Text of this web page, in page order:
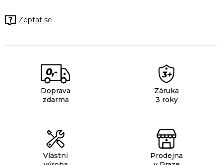
Zeptat se
Doprava
zdarma
Záruka
3 roky
Vlastní
Prodejna